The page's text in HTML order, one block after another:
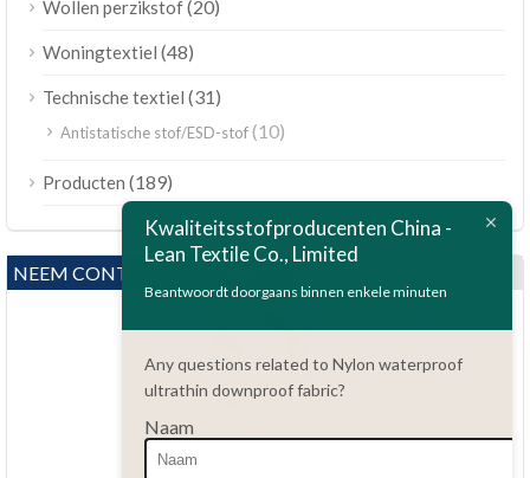
Wollen perzikstof(20)
Woningtextiel (48)
Technische textiel (31)
Antistatische stof/ESD-stof(10)
Producten (189)
NEEM CONTACT MET ONS OP
Kwaliteitsstofproducenten China -
Lean Textile Co., Limited
Beantwoordt doorgaans binnen enkele minuten
Any questions related to Nylon waterproof
ultrathin downproof fabric?
Naam
Русский
Tiếng Việt
العربية
Bahasa Indonesia
Polski
Bahasa Melayu
ไทย